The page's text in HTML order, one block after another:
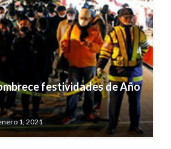
festividades de Año
1, 2021